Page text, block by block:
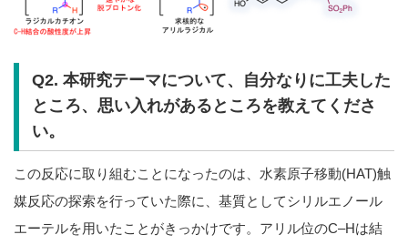
Q2. 本研究テーマについて、自分なりに工夫した
ところ、思い入れがあるところを教えてくださ
い。
この反応に取り組むことになったのは、水素原子移動(HAT)触
媒反応の探索を行っていた際に、基質としてシリルエノール
エーテルを用いたことがきっかけです。アリル位のC–Hは結